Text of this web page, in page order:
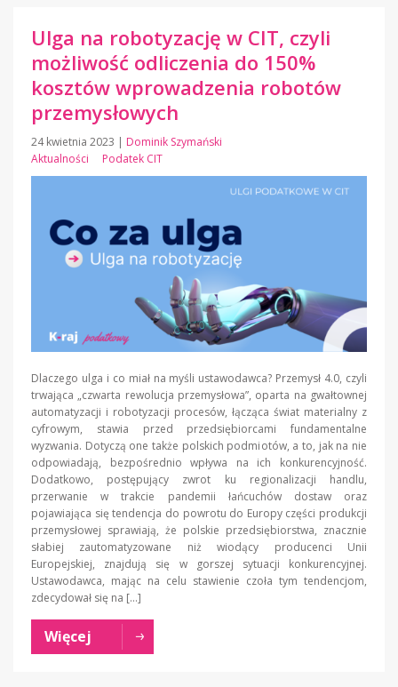
Ulga na robotyzację w CIT, czyli
możliwość odliczenia do 150%
kosztów wprowadzenia robotów
przemysłowych
24 kwietnia 2023 | Dominik Szymański
Aktualności
Podatek CIT
Dlaczego ulga i co miał na myśli ustawodawca? Przemysł 4.0, czyli
trwająca „czwarta rewolucja przemysłowa”, oparta na gwałtownej
automatyzacji i robotyzacji procesów, łącząca świat materialny z
cyfrowym, stawia przed przedsiębiorcami fundamentalne
wyzwania. Dotyczą one także polskich podmiotów, a to, jak na nie
odpowiadają, bezpośrednio wpływa na ich konkurencyjność.
Dodatkowo, postępujący zwrot ku regionalizacji handlu,
przerwanie w trakcie pandemii łańcuchów dostaw oraz
pojawiająca się tendencja do powrotu do Europy części produkcji
przemysłowej sprawiają, że polskie przedsiębiorstwa, znacznie
słabiej zautomatyzowane niż wiodący producenci Unii
Europejskiej, znajdują się w gorszej sytuacji konkurencyjnej.
Ustawodawca, mając na celu stawienie czoła tym tendencjom,
zdecydował się na […]
Więcej